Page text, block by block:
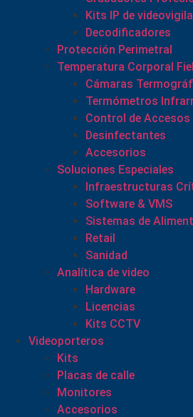
Kits IP de
Decodificadores
Protección Perimetral
Temperatura Corporal
Cámaras
Termómetros
Control de Accesos
Desinfectantes
Accesorios
Soluciones Especiales
Infraestructuras
Software & VMS
Sistemas de
Retail
Sanidad
Analítica de video
Hardware
Licencias
Kits CCTV
Videoporteros
Kits
Placas de calle
Monitores
Accesorios